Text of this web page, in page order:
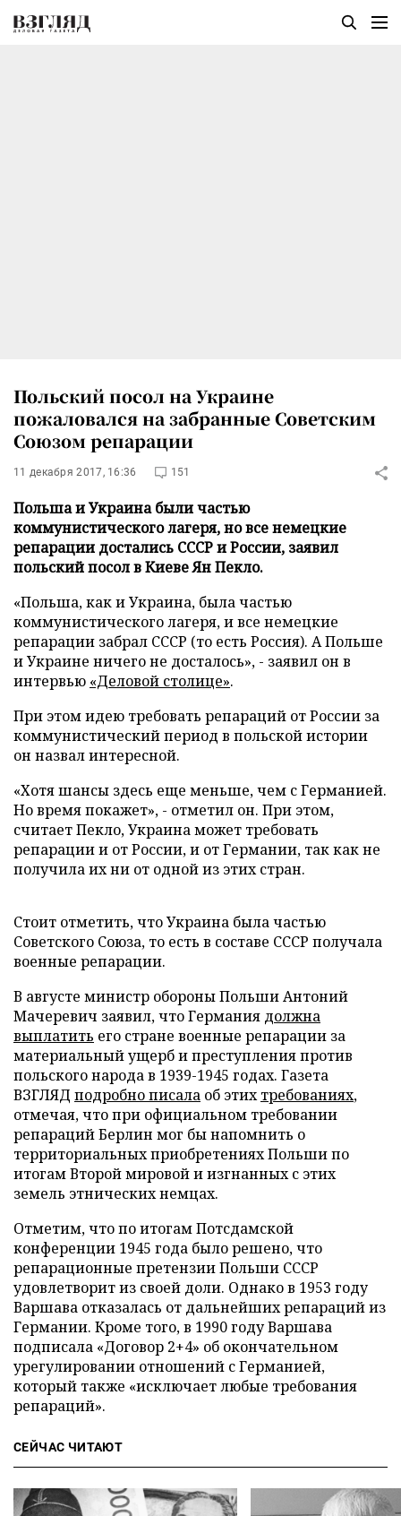
Польский посол на Украине
пожаловался на забранные Советским
Союзом репарации
11 декабря 2017, 16:36 151
Польша и Украина были частью
коммунистического лагеря, но все немецкие
репарации достались СССР и России, заявил
польский посол в Киеве Ян Пекло.
«Польша, как и Украина, была частью
коммунистического лагеря, и все немецкие
репарации забрал СССР (то есть Россия). А Польше
и Украине ничего не досталось», - заявил он в
интервью «Деловой столице».
При этом идею требовать репараций от России за
коммунистический период в польской истории
он назвал интересной.
«Хотя шансы здесь еще меньше, чем с Германией.
Но время покажет», - отметил он. При этом,
считает Пекло, Украина может требовать
репарации и от России, и от Германии, так как не
получила их ни от одной из этих стран.
Стоит отметить, что Украина была частью
Советского Союза, то есть в составе СССР получала
военные репарации.
В августе министр обороны Польши Антоний
Мачеревич заявил, что Германия должна
выплатить его стране военные репарации за
материальный ущерб и преступления против
польского народа в 1939-1945 годах. Газета
ВЗГЛЯД подробно писала об этихтребованиях,
отмечая, что при официальном требовании
репараций Берлин мог бы напомнить о
территориальных приобретениях Польши по
итогам Второй мировой и изгнанных с этих
земель этнических немцах.
Отметим, что по итогам Потсдамской
конференции 1945 года было решено, что
репарационные претензии Польши СССР
удовлетворит из своей доли. Однако в 1953 году
Варшава отказалась от дальнейших репараций из
Германии. Кроме того, в 1990 году Варшава
подписала «Договор 2+4» об окончательном
урегулировании отношений с Германией,
который также «исключает любые требования
репараций».
СЕЙЧАС ЧИТАЮТ